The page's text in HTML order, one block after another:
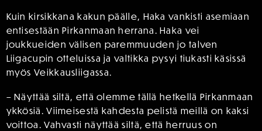
Kuin kirsikkana kakun päälle, Haka vankisti asemiaan
entisestään Pirkanmaan herrana. Haka vei
joukkueiden välisen paremmuuden jo talven
Liigacupin otteluissa ja valtikka pysyi tiukasti käsissä
myös Veikkausliigassa.
– Näyttää siltä, että olemme tällä hetkellä Pirkanmaan
ykkösiä. Viimeisestä kahdesta pelistä meillä on kaksi
voittoa. Vahvasti näyttää siltä, että herruus on